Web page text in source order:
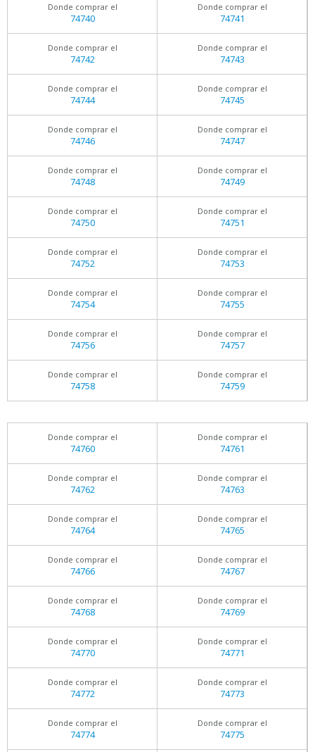
Donde comprar el
74740
Donde comprar el
74741
Donde comprar el
74742
Donde comprar el
74743
Donde comprar el
74744
Donde comprar el
74745
Donde comprar el
74746
Donde comprar el
74747
Donde comprar el
74748
Donde comprar el
74749
Donde comprar el
74750
Donde comprar el
74751
Donde comprar el
74752
Donde comprar el
74753
Donde comprar el
74754
Donde comprar el
74755
Donde comprar el
74756
Donde comprar el
74757
Donde comprar el
74758
Donde comprar el
74759
Donde comprar el
74760
Donde comprar el
74761
Donde comprar el
74762
Donde comprar el
74763
Donde comprar el
74764
Donde comprar el
74765
Donde comprar el
74766
Donde comprar el
74767
Donde comprar el
74768
Donde comprar el
74769
Donde comprar el
74770
Donde comprar el
74771
Donde comprar el
74772
Donde comprar el
74773
Donde comprar el
74774
Donde comprar el
74775